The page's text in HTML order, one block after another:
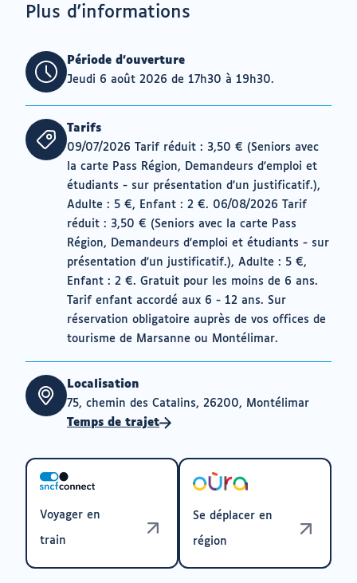
Plus d'informations
Période d'ouverture
Jeudi 6 août 2026 de 17h30 à 19h30.
Tarifs
09/07/2026 Tarif réduit : 3,50 € (Seniors avec
la carte Pass Région, Demandeurs d'emploi et
étudiants - sur présentation d'un justificatif.),
Adulte : 5 €, Enfant : 2 €. 06/08/2026 Tarif
réduit : 3,50 € (Seniors avec la carte Pass
Région, Demandeurs d'emploi et étudiants - sur
présentation d'un justificatif.), Adulte : 5 €,
Enfant : 2 €. Gratuit pour les moins de 6 ans.
Tarif enfant accordé aux 6 - 12 ans. Sur
réservation obligatoire auprès de vos offices de
tourisme de Marsanne ou Montélimar.
Localisation
75, chemin des Catalins, 26200, Montélimar
Temps de trajet
Voyager en
train
Se déplacer en
région